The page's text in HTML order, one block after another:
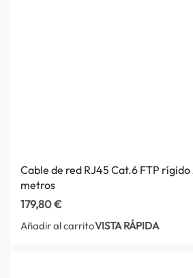
Cable de red RJ45 Cat.6 FTP
metros
179,80€
Añadir al carritoVISTA RÁPIDA